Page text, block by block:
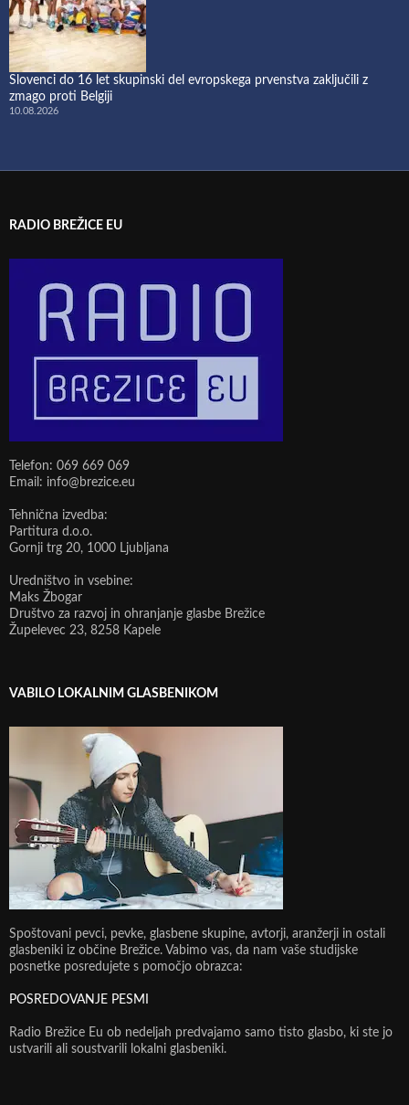
Slovenci do 16 let skupinski del evropskega prvenstva zaključili z
zmago proti Belgiji
10.08.2026
RADIO BREŽICE EU
Telefon: 069 669 069
Email: info@brezice.eu
Tehnična izvedba:
Partitura d.o.o.
Gornji trg 20, 1000 Ljubljana
Uredništvo in vsebine:
Maks Žbogar
Društvo za razvoj in ohranjanje glasbe Brežice
Župelevec 23, 8258 Kapele
VABILO LOKALNIM GLASBENIKOM
Spoštovani pevci, pevke, glasbene skupine, avtorji, aranžerji in ostali
glasbeniki iz občine Brežice. Vabimo vas, da nam vaše studijske
posnetke posredujete s pomočjo obrazca:
POSREDOVANJE PESMI
Radio Brežice Eu ob nedeljah predvajamo samo tisto glasbo, ki ste jo
ustvarili ali soustvarili lokalni glasbeniki.